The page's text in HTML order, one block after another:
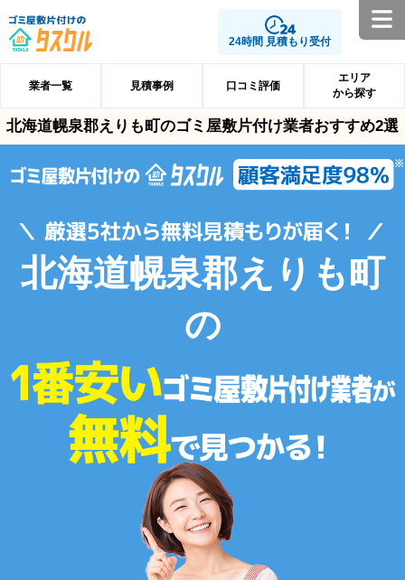
24時間 見積もり受付
業者一覧 見積事例 口コミ評価
エリア
から探す
北海道幌泉郡えりも町のゴミ屋敷片付け業者おすすめ2選
北海道幌泉郡えりも町
の